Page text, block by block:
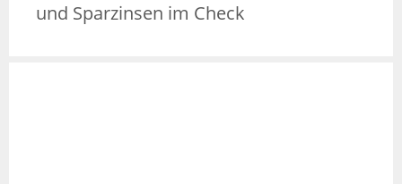
und Sparzinsen im Check